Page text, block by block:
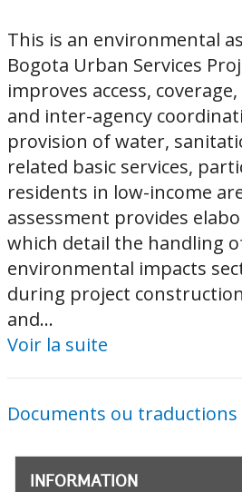
This is an environmental
Bogota Urban Services
improves access,
and inter-agency
provision of water,
related basic services,
residents in low-income
assessment provides
which detail the handling
environmental impacts
during project
and...
Voir la suite
Documents ou traductions
INFORMATION